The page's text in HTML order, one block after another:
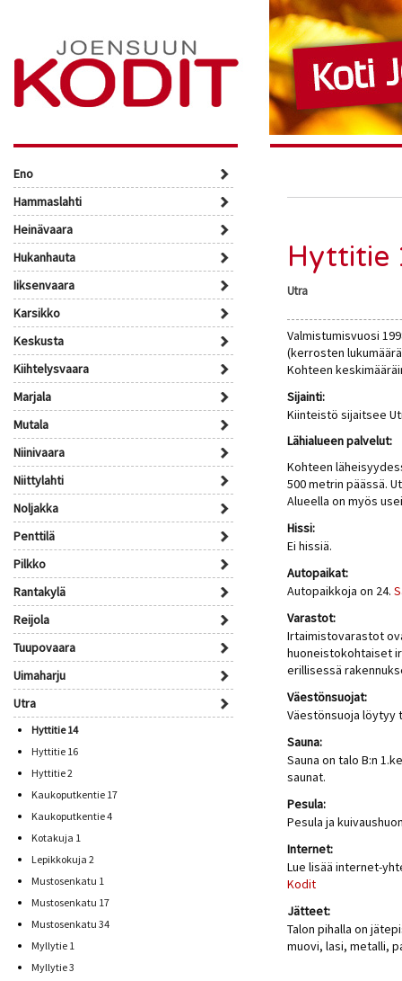
Eno
Hammaslahti
Heinävaara
Hukanhauta
Iiksenvaara
Karsikko
Keskusta
Kiihtelysvaara
Marjala
Mutala
Niinivaara
Niittylahti
Noljakka
Penttilä
Pilkko
Rantakylä
Reijola
Tuupovaara
Uimaharju
Utra
Hyttitie 14
Hyttitie 16
Hyttitie 2
Kaukoputkentie 17
Kaukoputkentie 4
Kotakuja 1
Lepikkokuja 2
Mustosenkatu 1
Mustosenkatu 17
Mustosenkatu 34
Myllytie 1
Myllytie 3
Hyttitie
Utra
Valmistumisvuosi
(kerrosten
Kohteen
Sijainti:
Kiinteistö sijaitsee
Lähialueen palvelut:
Kohteen
500 metrin päässä.
Alueella on myös
Hissi:
Ei hissiä.
Autopaikat:
Autopaikkoja on 24.
Varastot:
Irtaimistovarastot
huoneistokohtaiset
erillisessä
Väestönsuojat:
Väestönsuoja löytyy
Sauna:
Sauna on talo B:n
saunat.
Pesula:
Pesula ja
Internet:
Lue lisää internet-
Kodit
Jätteet:
Talon pihalla on
muovi, lasi, metalli,